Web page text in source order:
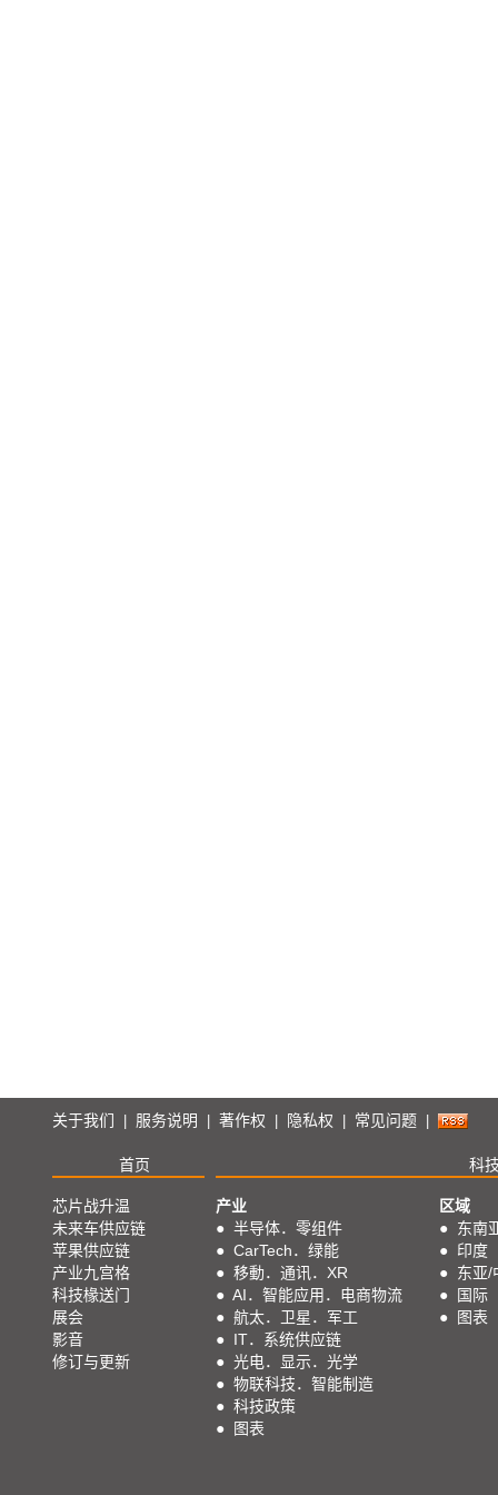
关于我们 服务说明 著作权 隐私权 常见问题
首页 科
芯片战升温
未来车供应链
苹果供应链
产业九宫格
科技椽送门
展会
影音
修订与更新
产业
● 半导体．零组件
● CarTech．绿能
● 移動．通讯．XR
● AI．智能应用．电商物流
● 航太．卫星．军工
● IT．系统供应链
● 光电．显示．光学
● 物联科技．智能制造
● 科技政策
●
图表
区域
● 东南
● 印度
● 东亚/
●
国际
●
图表